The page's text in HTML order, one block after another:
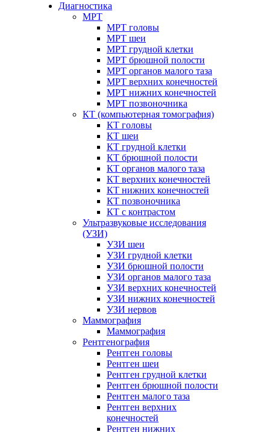
Диагностика
МРТ
МРТ головы
МРТ шеи
МРТ грудной клетки
МРТ брюшной полости
МРТ органов малого таза
МРТ верхних конечностей
МРТ нижних конечностей
МРТ позвоночника
КТ (компьютерная томография)
КТ головы
КТ шеи
КТ грудной клетки
КТ брюшной полости
КТ органов малого таза
КТ верхних конечностей
КТ нижних конечностей
КТ позвоночника
КТ с контрастом
Ультразвуковые исследования
(УЗИ)
УЗИ шеи
УЗИ грудной клетки
УЗИ брюшной полости
УЗИ органов малого таза
УЗИ верхних конечностей
УЗИ нижних конечностей
УЗИ нервов
Маммография
Маммография
Рентгенография
Рентген головы
Рентген шеи
Рентген грудной клетки
Рентген брюшной полости
Рентген малого таза
Рентген верхних
конечностей
Рентген нижних